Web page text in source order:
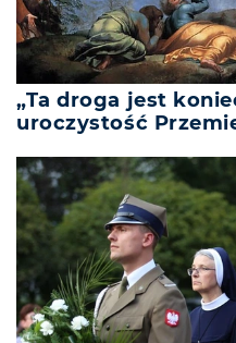
„Ta droga jest
uroczystość